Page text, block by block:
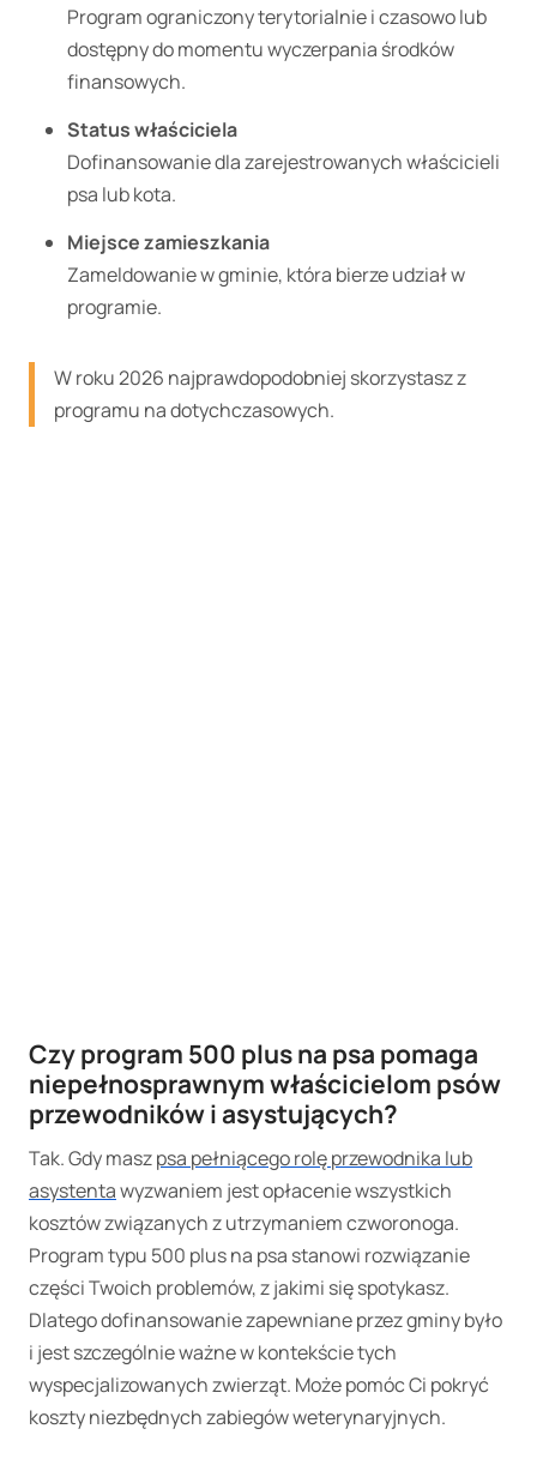
Program ograniczony terytorialnie i czasowo lub
dostępny do momentu wyczerpania środków
finansowych.
Status właściciela
Dofinansowanie dla zarejestrowanych właścicieli
psa lub kota.
Miejsce zamieszkania
Zameldowanie w gminie, która bierze udział w
programie.
W roku 2026 najprawdopodobniej skorzystasz z
programu na dotychczasowych.
Czy program 500 plus na psa pomaga
niepełnosprawnym właścicielom psów
przewodników i asystujących?
Tak. Gdy maszpsa pełniącego rolę przewodnika lub
asystentawyzwaniem jest opłacenie wszystkich
kosztów związanych z utrzymaniem czworonoga.
Program typu 500 plus na psa stanowi rozwiązanie
części Twoich problemów, z jakimi się spotykasz.
Dlatego dofinansowanie zapewniane przez gminy było
i jest szczególnie ważne w kontekście tych
wyspecjalizowanych zwierząt. Może pomóc Ci pokryć
koszty niezbędnych zabiegów weterynaryjnych.